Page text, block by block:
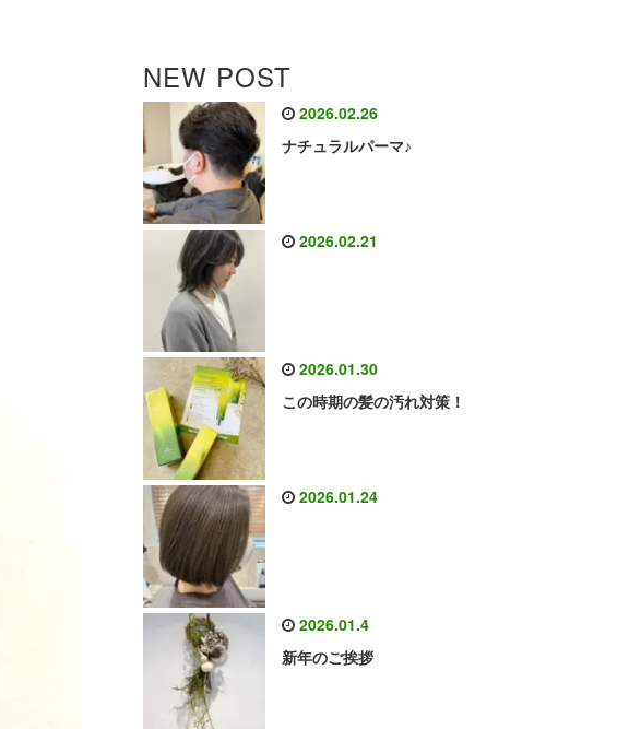
NEW POST
2026.02.26
ナチュラルパーマ♪
2026.02.21
2026.01.30
この時期の髪の汚れ対策！
2026.01.24
2026.01.4
新年のご挨拶